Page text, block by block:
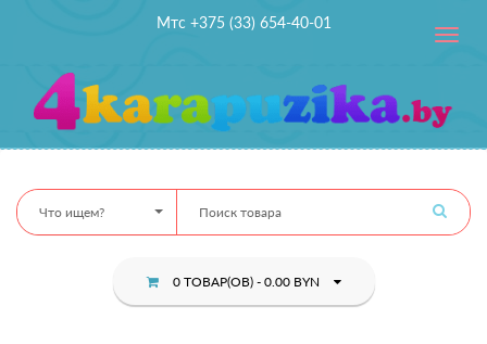
Мтс +375 (33) 654-40-01
Toggle
Что ищем?
0 ТОВАР(ОВ) - 0.00 BYN